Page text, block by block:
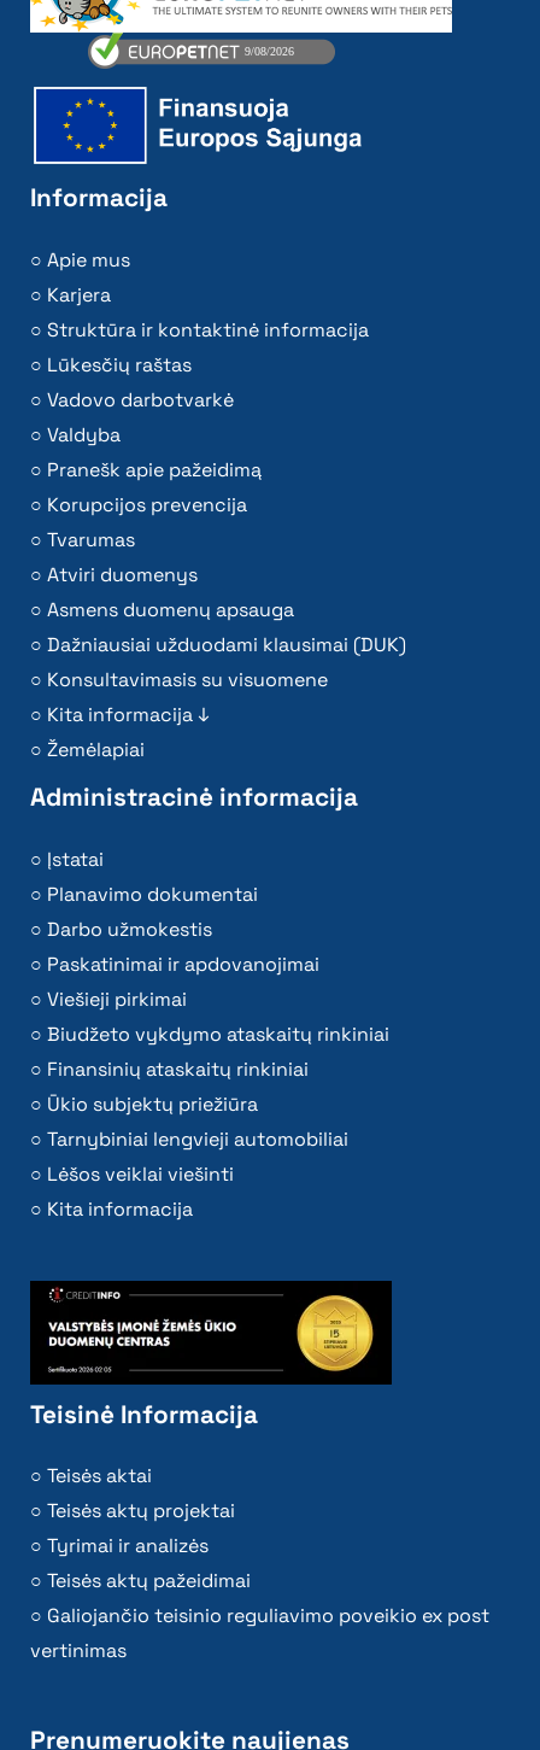
Informacija
Apie mus
Karjera
Struktūra ir kontaktinė informacija
Lūkesčių raštas
Vadovo darbotvarkė
Valdyba
Pranešk apie pažeidimą
Korupcijos prevencija
Tvarumas
Atviri duomenys
Asmens duomenų apsauga
Dažniausiai užduodami klausimai (DUK)
Konsultavimasis su visuomene
Kita informacija ↓
Žemėlapiai
Administracinė informacija
Įstatai
Planavimo dokumentai
Darbo užmokestis
Paskatinimai ir apdovanojimai
Viešieji pirkimai
Biudžeto vykdymo ataskaitų rinkiniai
Finansinių ataskaitų rinkiniai
Ūkio subjektų priežiūra
Tarnybiniai lengvieji automobiliai
Lėšos veiklai viešinti
Kita informacija
Teisinė Informacija
Teisės aktai
Teisės aktų projektai
Tyrimai ir analizės
Teisės aktų pažeidimai
Galiojančio teisinio reguliavimo poveikio ex post
vertinimas
Prenumeruokite naujienas